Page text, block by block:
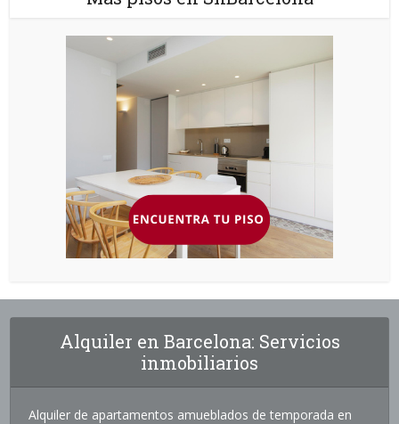
Alquiler en Barcelona: Servicios
inmobiliarios
Alquiler de apartamentos amueblados de temporada en